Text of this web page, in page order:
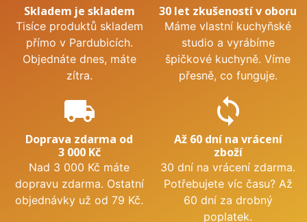
Skladem je skladem
Tisíce produktů skladem
přímo v Pardubicích.
Objednáte dnes, máte
zítra.
30 let zkušeností v oboru
Máme vlastní kuchyňské
studio a vyrábíme
špičkové kuchyně. Víme
přesně, co funguje.
local_shipping
Doprava zdarma od
3 000 Kč
Nad 3 000 Kč máte
dopravu zdarma. Ostatní
objednávky už od 79 Kč.
sync
Až 60 dní na vrácení
zboží
30 dní na vrácení zdarma.
Potřebujete víc času? Až
60 dní za drobný
poplatek.